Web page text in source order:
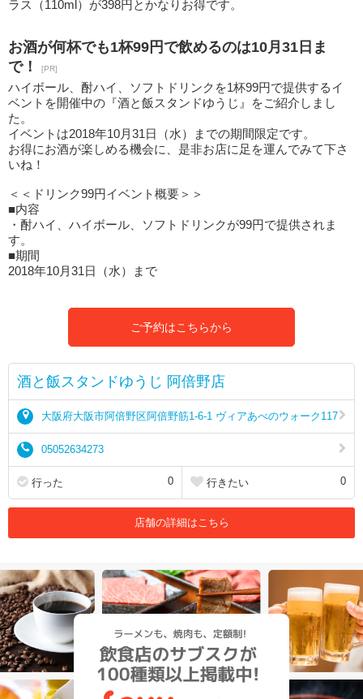
ラス（110ml）が398円とかなりお得です。
お酒が何杯でも1杯99円で飲めるのは10月31日ま
で！
[PR]
ハイボール、酎ハイ、ソフトドリンクを1杯99円で提供するイ
ベントを開催中の『酒と飯スタンドゆうじ』をご紹介しまし
た。
イベントは2018年10月31日（水）までの期間限定です。
お得にお酒が楽しめる機会に、是非お店に足を運んでみて下さ
いね！
＜＜ドリンク99円イベント概要＞＞
■内容
・酎ハイ、ハイボール、ソフトドリンクが99円で提供されま
す。
■期間
2018年10月31日（水）まで
ご予約はこちらから
酒と飯スタンドゆうじ 阿倍野店
大阪府大阪市阿倍野区阿倍野筋1-6-1 ヴィアあべのウォーク117
05052634273
行った 0 行きたい 0
店舗の詳細はこちら